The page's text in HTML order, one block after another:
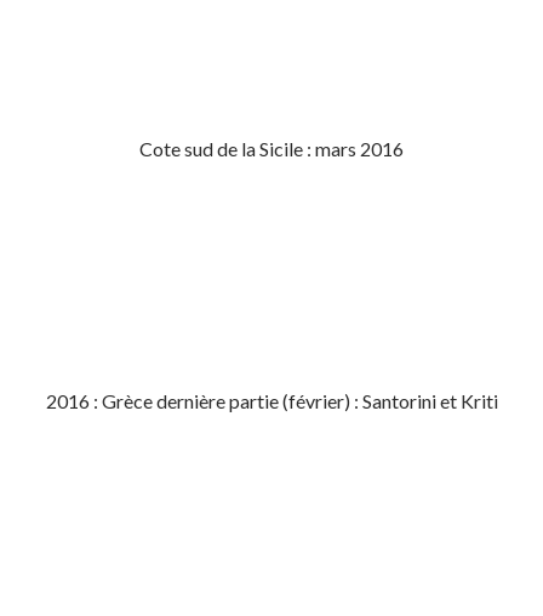
Cote sud de la Sicile : mars 2016
2016 : Grèce dernière partie (février) : Santorini et Kriti